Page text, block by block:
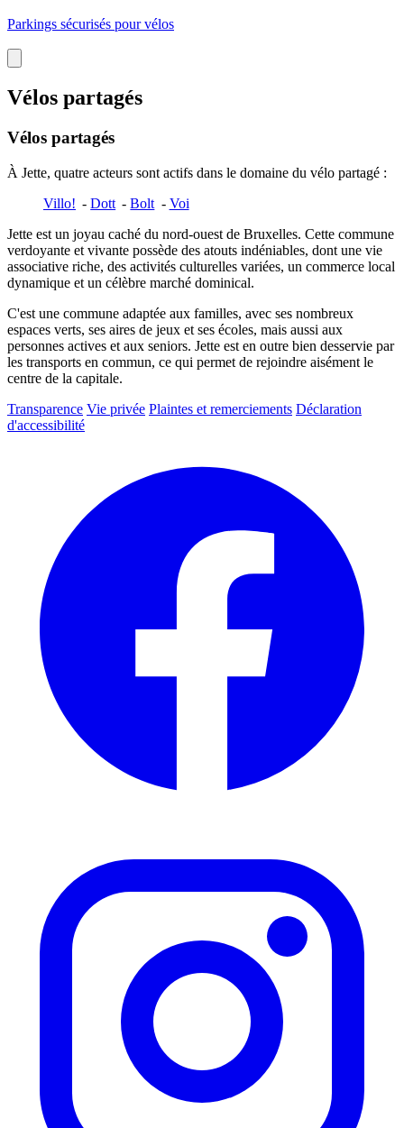
Parkings sécurisés pour vélos
Vélos partagés
Vélos partagés
À Jette, quatre acteurs sont actifs dans le domaine du vélo partagé :
Villo! -Dott -Bolt - Voi
Jette est un joyau caché du nord-ouest de Bruxelles. Cette commune
verdoyante et vivante possède des atouts indéniables, dont une vie
associative riche, des activités culturelles variées, un commerce local
dynamique et un célèbre marché dominical.
C'est une commune adaptée aux familles, avec ses nombreux
espaces verts, ses aires de jeux et ses écoles, mais aussi aux
personnes actives et aux seniors. Jette est en outre bien desservie par
les transports en commun, ce qui permet de rejoindre aisément le
centre de la capitale.
Transparence Vie privée Plaintes et remerciements Déclaration
d'accessibilité